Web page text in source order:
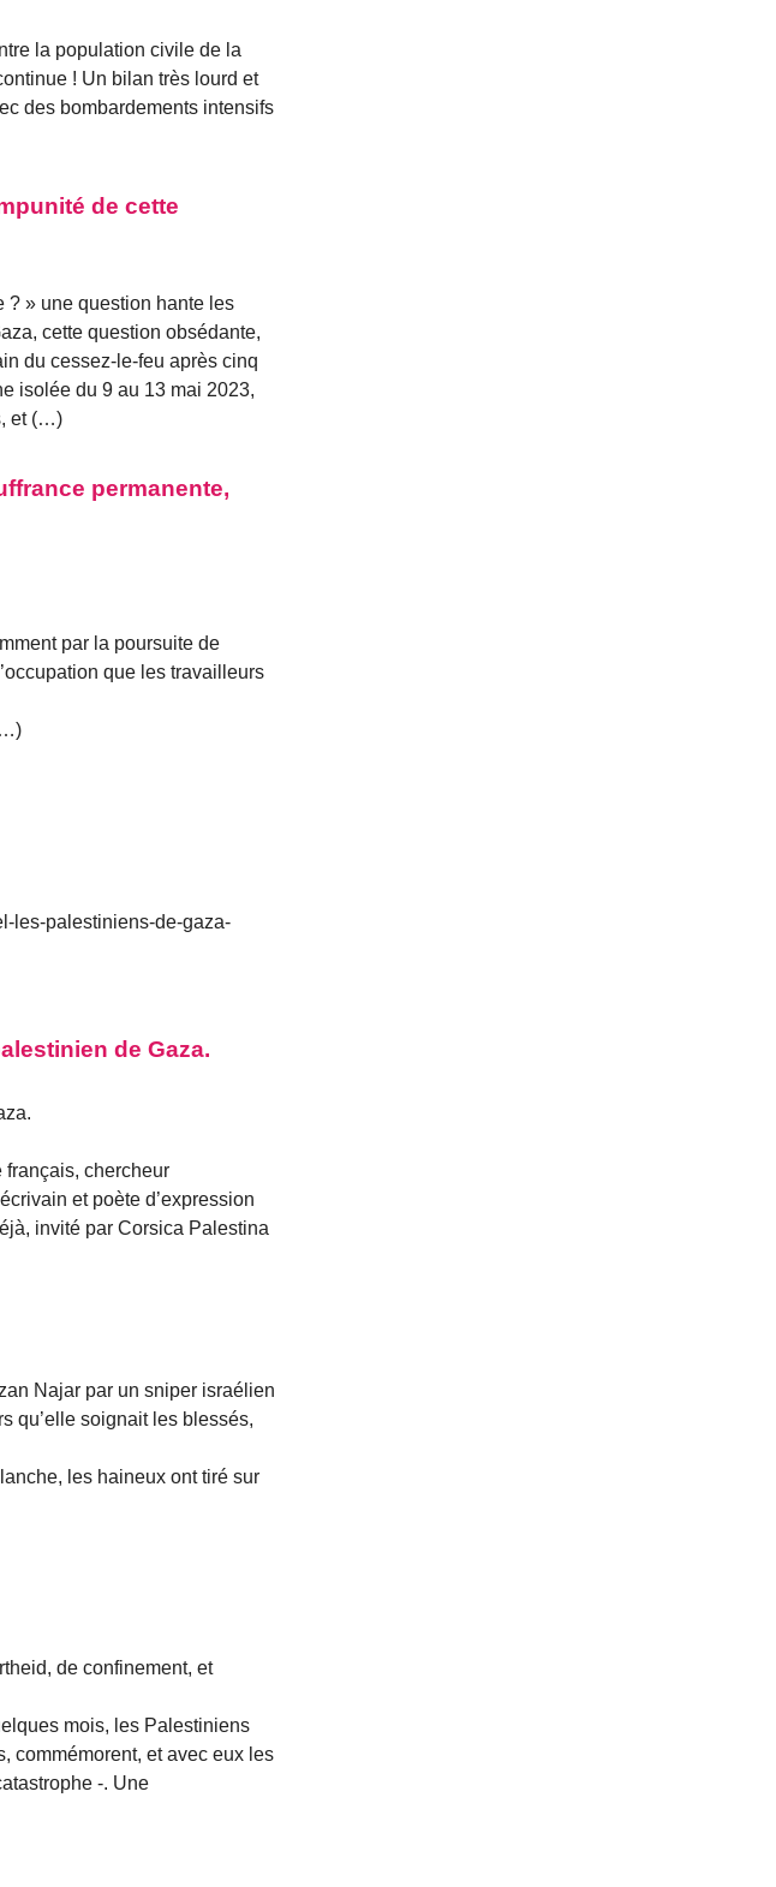
la population civile de la
! Un bilan très lourd et
des bombardements intensifs
de cette
? » une question hante les
cette question obsédante,
du cessez-le-feu après cinq
isolée du 9 au 13 mai 2023,
et (…)
permanente,
par la poursuite de
que les travailleurs
les-palestiniens-de-gaza-
de Gaza.
chercheur
et poète d’expression
invité par Corsica Palestina
Najar par un sniper israélien
qu’elle soignait les blessés,
les haineux ont tiré sur
de confinement, et
mois, les Palestiniens
commémorent, et avec eux les
-. Une